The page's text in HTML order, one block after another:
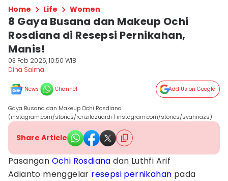
Home Life Women
8 Gaya Busana dan Makeup Ochi
Rosdiana di Resepsi Pernikahan,
Manis!
03 Feb 2025, 10:50 WIB
Dina Salma
News Channel Add Us on Google
Gaya Busana dan Makeup Ochi Rosdiana
(instagram.com/stories/renzilazuardi | instagram.com/stories/syahnazs)
Share Article
Pasangan Ochi Rosdiana dan Luthfi Arif
Adianto menggelar resepsi pernikahan pada